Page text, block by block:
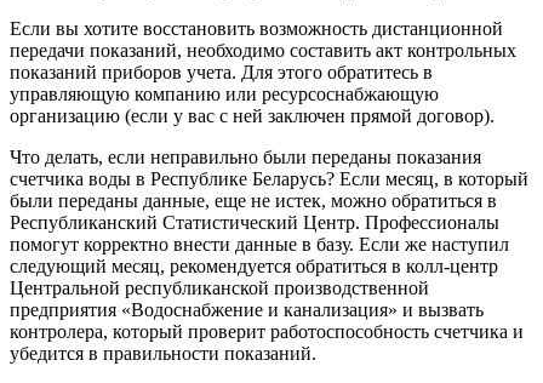
Если вы хотите восстановить возможность дистанционной
передачи показаний, необходимо составить акт контрольных
показаний приборов учета. Для этого обратитесь в
управляющую компанию или ресурсоснабжающую
организацию (если у вас с ней заключен прямой договор).
Что делать, если неправильно были переданы показания
счетчика воды в Республике Беларусь? Если месяц, в который
были переданы данные, еще не истек, можно обратиться в
Республиканский Статистический Центр. Профессионалы
помогут корректно внести данные в базу. Если же наступил
следующий месяц, рекомендуется обратиться в колл-центр
Центральной республиканской производственной
предприятия «Водоснабжение и канализация» и вызвать
контролера, который проверит работоспособность счетчика и
убедится в правильности показаний.